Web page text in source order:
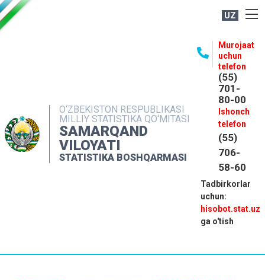
UZ
O‘ZBEKISTON RESPUBLIKASI
MILLIY STATISTIKA QO‘MITASI
SAMARQAND
VILOYATI
STATISTIKA BOSHQARMASI
Murojaat
uchun
telefon
(55)
701-
80-00
Ishonch
telefon
(55)
706-
58-60
Tadbirkorlar
uchun:
hisobot.stat.uz
ga o'tish
MATBUOT XIZMATI
MUROJAATLAR
KONTAKTLAR